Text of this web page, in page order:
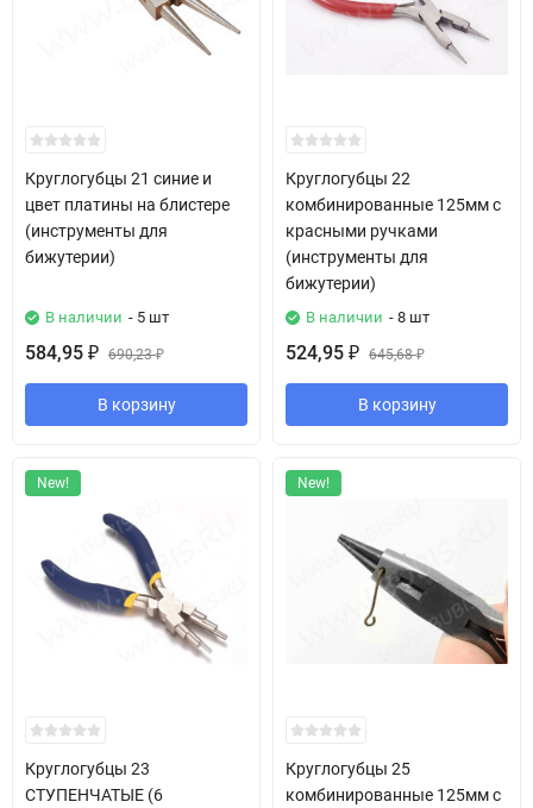
Круглогубцы 21 синие и
цвет платины на блистере
(инструменты для
бижутерии)
В наличии - 5 шт
584,95 ₽ 690,23₽
В корзину
Круглогубцы 22
комбинированные 125мм с
красными ручками
(инструменты для
бижутерии)
В наличии - 8 шт
524,95 ₽ 645,68₽
В корзину
New!
Круглогубцы 23
СТУПЕНЧАТЫЕ (6
New!
Круглогубцы 25
комбинированные 125мм с